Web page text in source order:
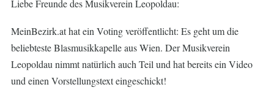
Liebe Freunde des Musikverein Leopoldau:
MeinBezirk.at hat ein Voting veröffentlicht: Es geht um die
beliebteste Blasmusikkapelle aus Wien. Der Musikverein
Leopoldau nimmt natürlich auch Teil und hat bereits ein Video
und einen Vorstellungstext eingeschickt!